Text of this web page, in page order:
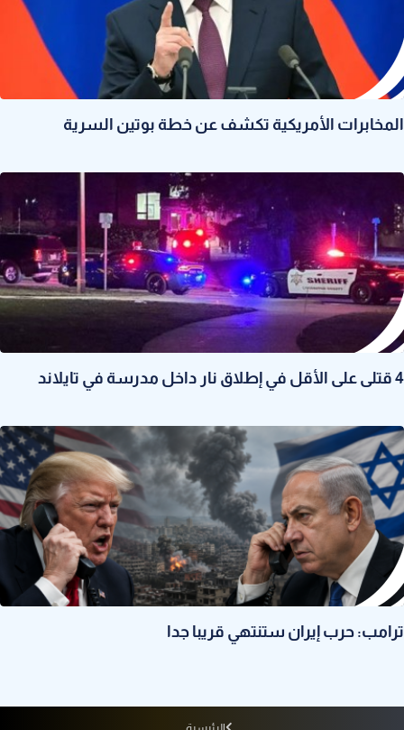
المخابرات الأمريكية تكشف عن خطة بوتين السرية
4 قتلى على الأقل في إطلاق نار داخل مدرسة في تايلاند
ترامب: حرب إيران ستنتهي قريبا جدا